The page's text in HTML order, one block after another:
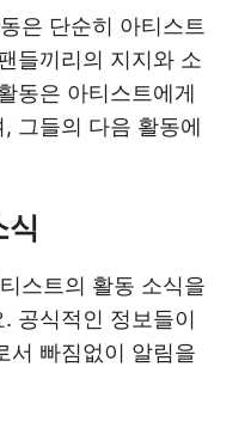
은 단순히 아티스트
들끼리의 지지와 소
동은 아티스트에게
그들의 다음 활동에
식
스트의 활동 소식을
공식적인 정보들이
서 빠짐없이 알림을